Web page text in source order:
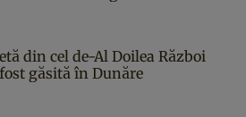
din cel de-Al Doilea Război
găsită în Dunăre